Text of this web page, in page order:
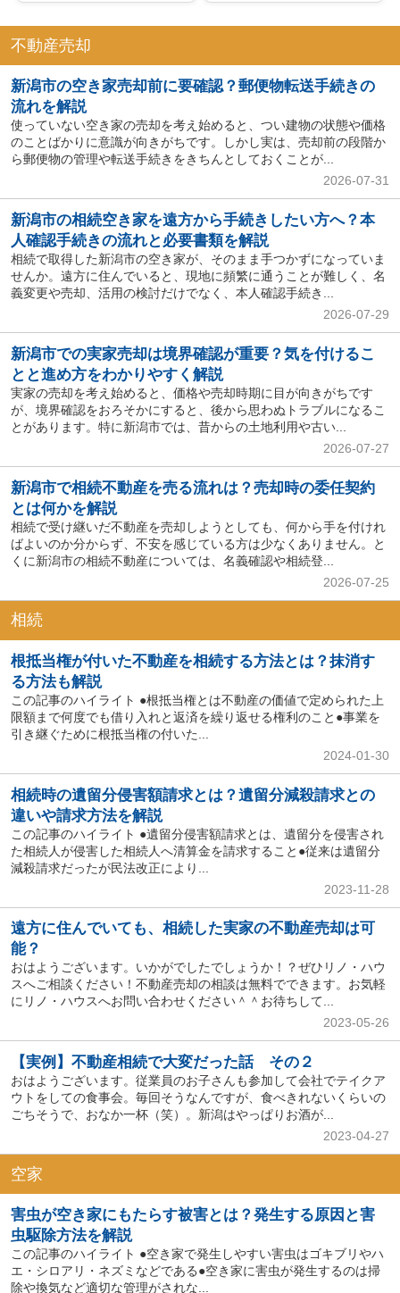
不動産売却
新潟市の空き家売却前に要確認？郵便物転送手続きの
流れを解説
使っていない空き家の売却を考え始めると、つい建物の状態や価格
のことばかりに意識が向きがちです。しかし実は、売却前の段階か
ら郵便物の管理や転送手続きをきちんとしておくことが...
2026-07-31
新潟市の相続空き家を遠方から手続きしたい方へ？本
人確認手続きの流れと必要書類を解説
相続で取得した新潟市の空き家が、そのまま手つかずになっていま
せんか。遠方に住んでいると、現地に頻繁に通うことが難しく、名
義変更や売却、活用の検討だけでなく、本人確認手続き...
2026-07-29
新潟市での実家売却は境界確認が重要？気を付けるこ
とと進め方をわかりやすく解説
実家の売却を考え始めると、価格や売却時期に目が向きがちです
が、境界確認をおろそかにすると、後から思わぬトラブルになるこ
とがあります。特に新潟市では、昔からの土地利用や古い...
2026-07-27
新潟市で相続不動産を売る流れは？売却時の委任契約
とは何かを解説
相続で受け継いだ不動産を売却しようとしても、何から手を付けれ
ばよいのか分からず、不安を感じている方は少なくありません。と
くに新潟市の相続不動産については、名義確認や相続登...
2026-07-25
相続
根抵当権が付いた不動産を相続する方法とは？抹消す
る方法も解説
この記事のハイライト ●根抵当権とは不動産の価値で定められた上
限額まで何度でも借り入れと返済を繰り返せる権利のこと●事業を
引き継ぐために根抵当権の付いた...
2024-01-30
相続時の遺留分侵害額請求とは？遺留分減殺請求との
違いや請求方法を解説
この記事のハイライト ●遺留分侵害額請求とは、遺留分を侵害され
た相続人が侵害した相続人へ清算金を請求すること●従来は遺留分
減殺請求だったが民法改正により...
2023-11-28
遠方に住んでいても、相続した実家の不動産売却は可
能？
おはようございます。いかがでしたでしょうか！？ぜひリノ・ハウ
スへご相談ください！不動産売却の相談は無料でできます。お気軽
にリノ・ハウスへお問い合わせください＾＾お待ちして...
2023-05-26
【実例】不動産相続で大変だった話 その２
おはようございます。従業員のお子さんも参加して会社でテイクア
ウトをしての食事会。毎回そうなんですが、食べきれないくらいの
ごちそうで、おなか一杯（笑）。新潟はやっぱりお酒が...
2023-04-27
空家
害虫が空き家にもたらす被害とは？発生する原因と害
虫駆除方法を解説
この記事のハイライト ●空き家で発生しやすい害虫はゴキブリやハ
エ・シロアリ・ネズミなどである●空き家に害虫が発生するのは掃
除や換気など適切な管理がされな...